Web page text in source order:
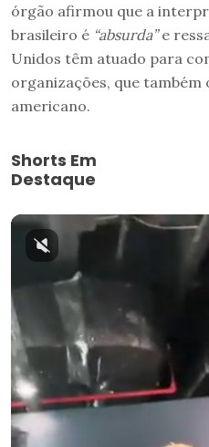
órgão afirmou que a
brasileiro é “absurda”e
Unidos têm atuado para
organizações, que
americano.
Shorts Em
Destaque